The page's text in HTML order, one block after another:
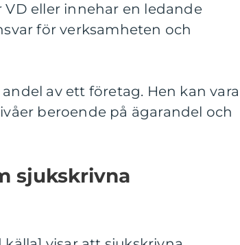
VD eller innehar en ledande
för verksamheten och
av ett företag. Hen kan vara
beroende på ägarandel och
sjukskrivna